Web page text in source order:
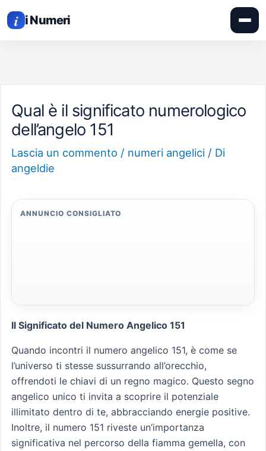
i i Numeri
IL
al
Qual è il significato numerologico
dell’angelo 151
Lascia un commento / numeri angelici / Di
angeldie
ANNUNCIO CONSIGLIATO
Il Significato del Numero Angelico 151
Quando incontri il numero angelico 151, è come se
l’universo ti stesse sussurrando all’orecchio,
offrendoti le chiavi di un regno magico. Questo segno
angelico unico ti invita a scoprire il potenziale
illimitato dentro di te, abbracciando energie positive.
Inoltre, il numero 151 riveste un’importanza
significativa nel percorso della fiamma gemella, con